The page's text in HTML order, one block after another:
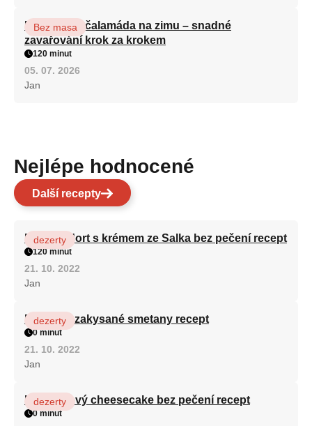
Kapustová čalamáda na zimu – snadné
zavařování krok za krokem
Bez masa
120 minut
05. 07. 2026
Jan
Nejlépe hodnocené
Další recepty
Patrový dort s krémem ze Salka bez pečení recept
dezerty
120 minut
21. 10. 2022
Jan
Fánky ze zakysané smetany recept
dezerty
0 minut
21. 10. 2022
Jan
Karamelový cheesecake bez pečení recept
dezerty
0 minut